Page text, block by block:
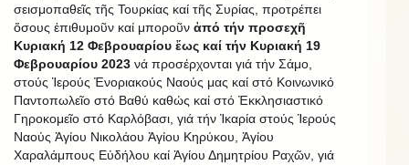
σεισμοπαθεῖς τῆς Τουρκίας καί τῆς Συρίας, προτρέπει
ὅσους ἐπιθυμοῦν καί μποροῦν ἀπό τήν προσεχῆ
Κυριακή 12 Φεβρουαρίου ἕως καί τήν Κυριακή 19
Φεβρουαρίου 2023 νά προσέρχονται γιά τήν Σάμο,
στούς Ἱερούς Ἐνοριακούς Ναούς μας καί στό Κοινωνικό
Παντοπωλεῖο στό Βαθύ καθώς καί στό Ἐκκλησιαστικό
Γηροκομεῖο στό Καρλόβασι, γιά τήν Ἰκαρία στούς Ἱερούς
Ναούς Ἁγίου Νικολάου Ἁγίου Κηρύκου, Ἁγίου
Χαραλάμπους Εὐδήλου καί Ἁγίου Δημητρίου Ραχῶν, γιά